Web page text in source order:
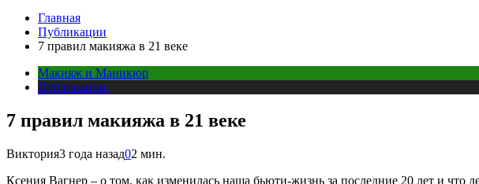
Главная
Публикации
7 правил макияжа в 21 веке
Макияж и Маникюр
Публикации
7 правил макияжа в 21 веке
Виктория3 года назад02 мин.
Ксения Вагнер – о том, как изменилась наша бьюти-жизнь за последние 20 лет и что